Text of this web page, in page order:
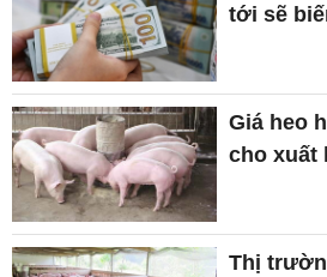
tới sẽ
Giá heo
cho xuất
Thị